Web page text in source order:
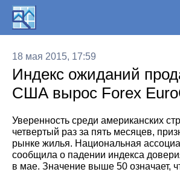
18 мая 2015, 17:59
Индекс ожиданий
США вырос Forex
Уверенность среди американских
четвертый раз за пять месяцев,
рынке жилья. Национальная
сообщила о падении индекса
в мае. Значение выше 50 означает,